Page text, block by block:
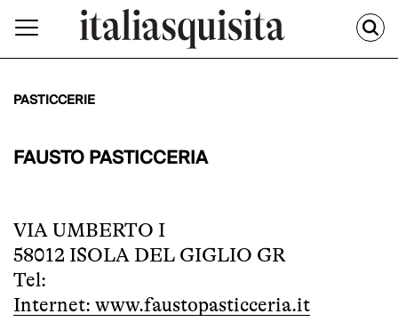
PASTICCERIE
FAUSTO PASTICCERIA
VIA UMBERTO I
58012 ISOLA DEL GIGLIO GR
Tel:
Internet: www.faustopasticceria.it